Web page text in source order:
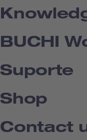
BUCHI
Suporte
Shop
Contact